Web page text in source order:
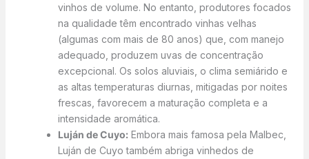
vinhos de volume. No entanto, produtores focados
na qualidade têm encontrado vinhas velhas
(algumas com mais de 80 anos) que, com manejo
adequado, produzem uvas de concentração
excepcional. Os solos aluviais, o clima semiárido e
as altas temperaturas diurnas, mitigadas por noites
frescas, favorecem a maturação completa e a
intensidade aromática.
Luján de Cuyo:Embora mais famosa pela Malbec,
Luján de Cuyo também abriga vinhedos de